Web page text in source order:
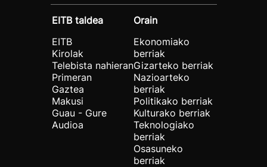
EITB taldea
EITB
Kirolak
Telebista nahieran
Primeran
Gaztea
Makusi
Guau - Gure
Audioa
Orain
Ekonomiako
berriak
Gizarteko berriak
Nazioarteko
berriak
Politikako berriak
Kulturako berriak
Teknologiako
berriak
Osasuneko
berriak